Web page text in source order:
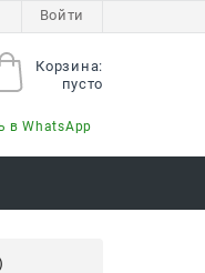
Войти
Корзина:
пусто
в WhatsApp